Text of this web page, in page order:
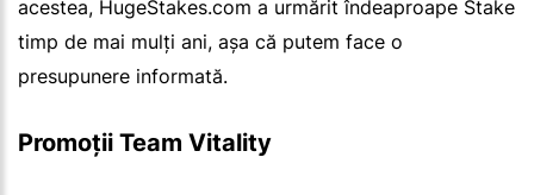
acestea, HugeStakes.com a urmărit îndeaproape Stake
timp de mai mulți ani, așa că putem face o
presupunere informată.
Promoții Team Vitality